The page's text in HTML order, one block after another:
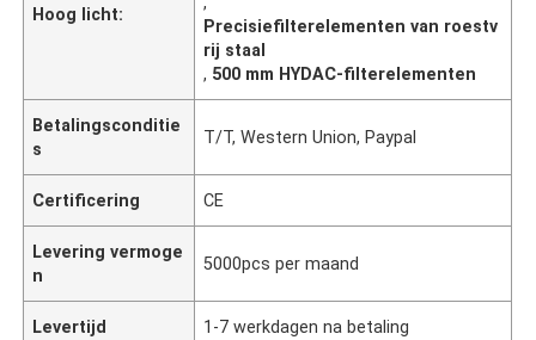
Hoog licht:
Precisiefilterelementen van roestv
rij staal
, 500 mm HYDAC-filterelementen
Betalingsconditie
s
T/T, Western Union, Paypal
Certificering CE
Levering vermoge
n
5000pcs per maand
Levertijd 1-7 werkdagen na betaling